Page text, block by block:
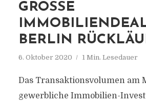
GROSSE I
ERLIN
6. Oktober 2020 1 Min. Lesedauer
Das Transaktionsvolumen am
gewerbliche Immobilien-